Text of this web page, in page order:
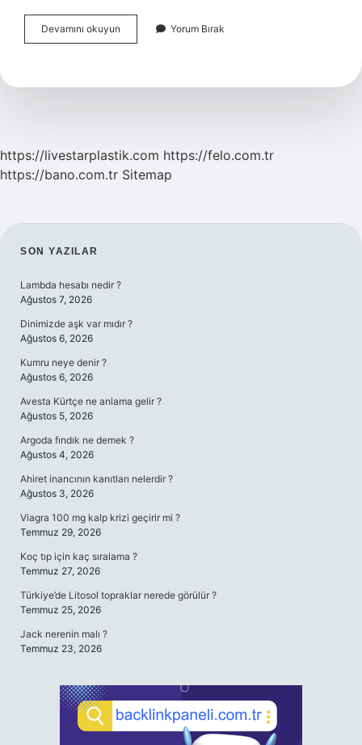
Devamını okuyun
Görev
Göre
Yorum Bırak
https://livestarplastik.com https://felo.com.tr
https://bano.com.tr Sitemap
SIDEBAR
SON YAZILAR
Lambda hesabı nedir ?
Ağustos 7, 2026
Dinimizde aşk var mıdır ?
Ağustos 6, 2026
Kumru neye denir ?
Ağustos 6, 2026
Avesta Kürtçe ne anlama gelir ?
Ağustos 5, 2026
Argoda fındık ne demek ?
Ağustos 4, 2026
Ahiret inancının kanıtları nelerdir ?
Ağustos 3, 2026
Viagra 100 mg kalp krizi geçirir mi ?
Temmuz 29, 2026
Koç tıp için kaç sıralama ?
Temmuz 27, 2026
Türkiye’de Litosol topraklar nerede görülür ?
Temmuz 25, 2026
Jack nerenin malı ?
Temmuz 23, 2026